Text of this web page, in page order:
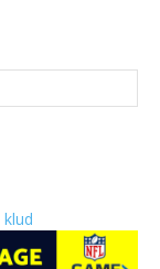
klud